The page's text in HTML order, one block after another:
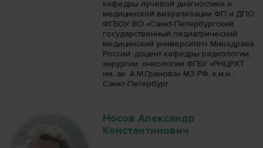
кафедры лучевой диагностики и
медицинской визуализации ФП и ДПО
ФГБОУ ВО «Санкт-Петербургский
государственный педиатрический
медицинский университет» Минздрава
России, доцент кафедры радиологии,
хирургии, онкологии ФГБУ «РНЦРХТ
им. ак. А.М.Гранова» МЗ РФ, к.м.н.,
Санкт-Петербург
Носов Александр
Константинович